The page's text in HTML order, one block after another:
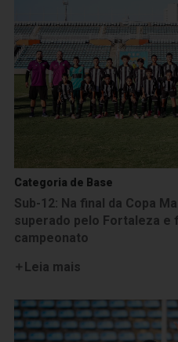
Categoria de Base
Sub-12: Na final da Copa
superado pelo Fortaleza e
campeonato
Leia mais